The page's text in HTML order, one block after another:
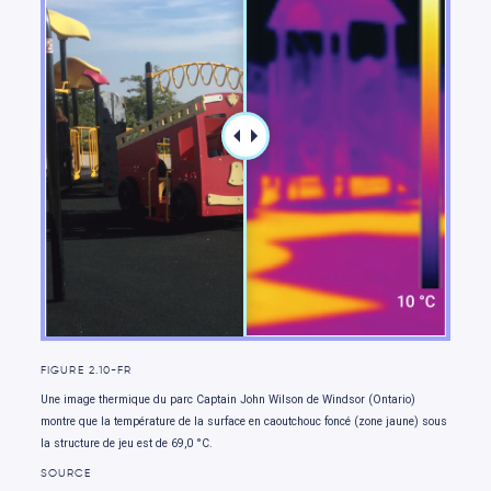
FIGURE 2.10-FR
Une image thermique du parc Captain John Wilson de Windsor (Ontario)
montre que la température de la surface en caoutchouc foncé (zone jaune) sous
la structure de jeu est de 69,0 °C.
SOURCE
les enjeux nationaux
Aller de l’avant